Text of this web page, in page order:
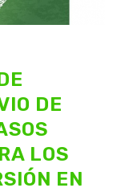
DE
LOS
EN